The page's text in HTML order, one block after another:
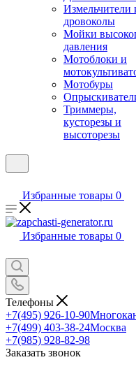
Измельчители
дровоколы
Мойки
давления
Мотоблоки и
Мотобуры
Триммеры,
кусторезы и
высоторезы
Избранные товары 0
Избранные товары 0
Телефоны
+7(495) 926-10-90
+7(499) 403-38-24Москва
+7(985) 928-82-98
Заказать звонок